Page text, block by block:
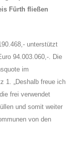
Fürth fließen
unterstützt
94.003.060,-. Die
im
1. „Deshalb freue ich
frei verwendet
und somit weiter
von den